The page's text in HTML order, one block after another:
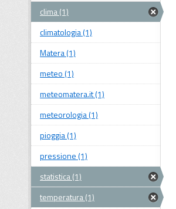
clima (1)
climatologia (1)
Matera (1)
meteo (1)
meteomatera.it (1)
meteorologia (1)
pioggia (1)
pressione (1)
statistica (1)
temperatura (1)